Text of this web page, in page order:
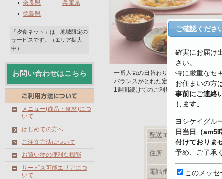
一番人気の日替わり手作りおかず。
バランスがとれた定番メニュー。
1週間続けてのご利用をお勧めします。
最新メニューは
配送エリア
住所
電話番号
奈良県
兵庫県
徳島県
「夕食ネット」は、地域限定の
サービスです。（エリア拡大
中）
お問い合わせはこちら
メニュー(商品・食材)につ
いて
はじめての方へ
ご注文方法について
お買い物の便利な機能
サービス可能エリアにつ
いて
ご確認くださ
確実にお届け
さい。
特に厳重なセ
お住まいの方
事前にご連絡
します。
ヨシケイグル
日当日（am5
付けておりま
予め、ご了承
【キャンセル
このメッ